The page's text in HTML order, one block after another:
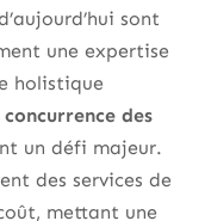
sont
une expertise
holistique
concurrence des
un défi majeur.
des services de
mettant une